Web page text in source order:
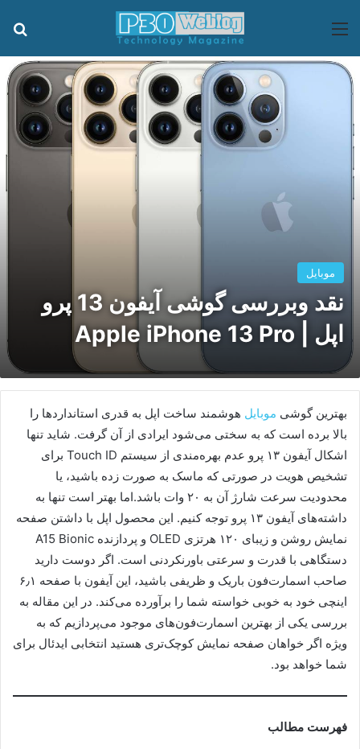
منو
موبایل
نقد وبررسی گوشی آیفون 13 پرو
اپل | Apple iPhone 13 Pro
بهترین گوشی موبایل هوشمند ساخت اپل به قدری استانداردها را
بالا برده است که به سختی می‌شود ایرادی از آن گرفت. شاید تنها
اشکال آیفون ۱۳ پرو عدم بهره‌مندی از سیستم Touch ID برای
تشخیص هویت در صورتی که ماسک به صورت زده باشید، یا
محدودیت سرعت شارژ آن به ۲۰ وات باشد.اما بهتر است تنها به
داشته‌های آیفون ۱۳ پرو توجه کنیم. این محصول اپل با داشتن صفحه
نمایش روشن و زیبای ۱۲۰ هرتزی OLED و پردازنده A15 Bionic
دستگاهی با قدرت و سرعتی باورنکردنی است. اگر دوست دارید
صاحب اسمارت‌فون باریک و ظریفی باشید، این آیفون با صفحه ۶٫۱
اینچی خود به خوبی خواسته شما را برآورده می‌کند. در این مقاله به
بررسی یکی از بهترین اسمارت‌فون‌های موجود می‌پردازیم که به
ویژه اگر خواهان صفحه نمایش کوچک‌تری هستید انتخابی ایدئال برای
شما خواهد بود.
فهرست مطالب